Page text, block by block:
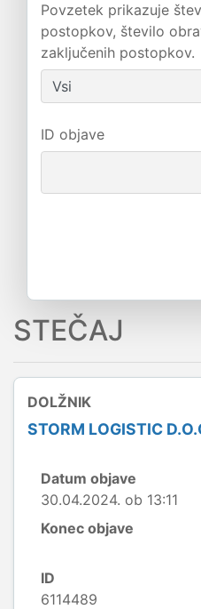
Povzetek prikazuje
postopkov, število
zaključenih postopkov.
ID objave
STEČAJ
DOLŽNIK
STORM LOGISTIC
Datum objave
30.04.2024. ob 13:11
Konec objave
ID
6114489